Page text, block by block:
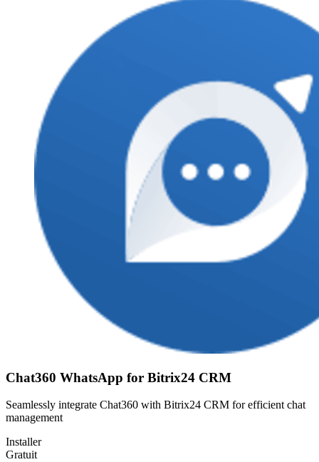
Chat360 WhatsApp for Bitrix24 CRM
Seamlessly integrate Chat360 with Bitrix24 CRM for efficient chat
management
Installer
Gratuit